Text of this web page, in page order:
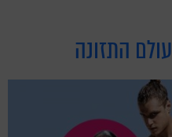
עולם התזונה